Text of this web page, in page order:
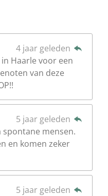
4 jaar geleden
Haarle voor een
van deze
5 jaar geleden
spontane mensen.
en komen zeker
5 jaar geleden